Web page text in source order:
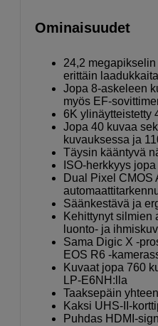
Ominaisuudet
24,2
erittäin
Jopa 8-askeleen
myös EF-
6K ylinäytteistetty
Jopa 40 kuvaa
kuvauksessa ja
Täysin kääntyvä
ISO-herkkyys
Dual Pixel CMOS
Säänkestävä ja
Kehittynyt silmien
luonto- ja
Sama Digic X -
EOS R6 -
Kuvaat jopa 760
LP-E6NH:lla
Taaksepäin
Kaksi UHS-II-
Puhdas HDMI-